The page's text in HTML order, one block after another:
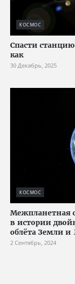
КОСМОС
Спасти
как
30 Декабрь, 2025
КОСМОС
Межпланетная
в истории
облёта Земли
2 Сентябрь, 2024